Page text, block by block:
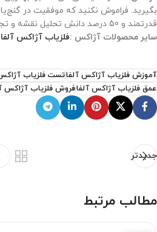
قدرتمند و 50 درصد دانش تحلیل نقشه و تجربه میدانی است.
سایر محصولات آژاکس :فلزیاب آژاکس آلفا
آموزش فلزیاب آژاکس آلفاتست فلزیاب
عمق فلزیاب آژاکس آلفافروش فلزیاب آژاکس
جدیدتر
مطالب مرتبط